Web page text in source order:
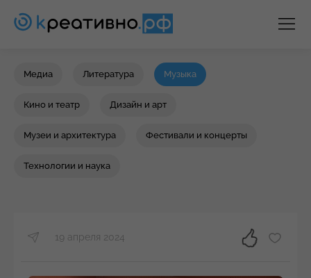
Медиа Литература Музыка
Кино и театр Дизайн и арт
Музеи и архитектура Фестивали и концерты
Технологии и наука
19 апреля 2024